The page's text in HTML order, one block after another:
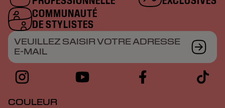
COMMUNAUTÉ
DE STYLISTES
VEUILLEZ SAISIR VOTRE ADRESSE
E-MAIL
COULEUR